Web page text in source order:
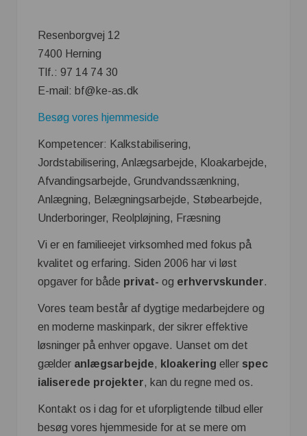
Resenborgvej 12
7400 Herning
Tlf.: 97 14 74 30
E-mail: ​​bf@ke-as.dk​
Besøg vores hjemmeside
Kompetencer: Kalkstabilisering,
Jordstabilisering, Anlægsarbejde, Kloakarbejde,
Afvandingsarbejde, Grundvandssænkning,
Anlægning, Belægningsarbejde, Støbearbejde,
Underboringer, Reolpløjning, Fræsning
Vi er en familieejet virksomhed med fokus på
kvalitet og erfaring. Siden 2006 har vi løst
opgaver for både privat- og erhvervskunder.
Vores team består af dygtige medarbejdere og
en moderne maskinpark, der sikrer effektive
løsninger på enhver opgave. Uanset om det
gælder anlægsarbejde, kloakering eller spec
ialiserede projekter, kan du regne med os.
Kontakt os i dag for et uforpligtende tilbud eller
besøg vores hjemmeside for at se mere om